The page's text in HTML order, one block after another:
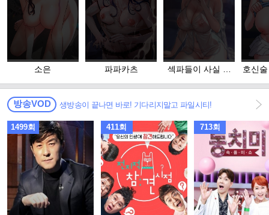
소은 파파카츠
섹파들이 사실 가
호신
방송VOD 생방송이 끝나면 바로! 기다리지말고 파일시티!
1499회 411회 713회